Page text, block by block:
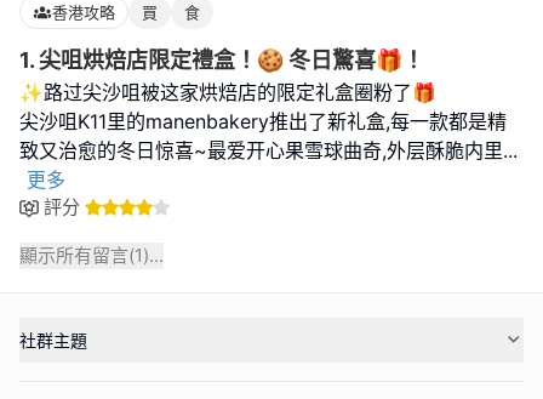
香港攻略 買 食
1. 尖咀烘焙店限定禮盒！🍪 冬日驚喜🎁！
✨路过尖沙咀被这家烘焙店的限定礼盒圈粉了🎁
尖沙咀K11里的manenbakery推出了新礼盒,每一款都是精
致又治愈的冬日惊喜~最爱开心果雪球曲奇,外层酥脆内里...
更多
評分
顯示所有留言(1)...
社群主題